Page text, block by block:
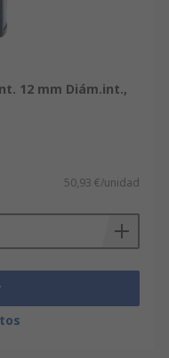
12 mm Diám.int.,
50,93 €/unidad